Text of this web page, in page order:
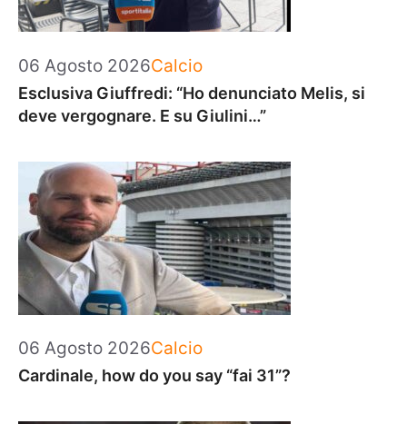
06 Agosto 2026Categorie
Calcio
Esclusiva Giuffredi: “Ho denunciato Melis, si
deve vergognare. E su Giulini…”
06 Agosto 2026Categorie
Calcio
Cardinale, how do you say “fai 31”?